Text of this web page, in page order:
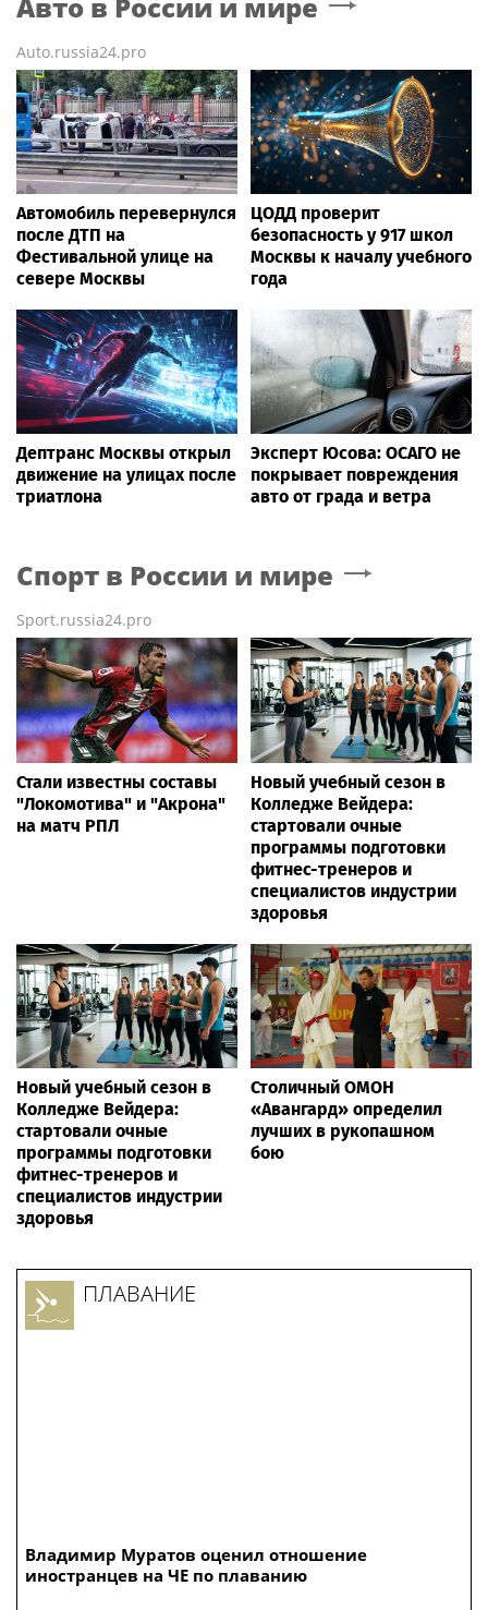
Auto.russia24.pro
Автомобиль перевернулся
после ДТП на
Фестивальной улице на
севере Москвы
ЦОДД проверит
безопасность у 917 школ
Москвы к началу учебного
года
Дептранс Москвы открыл
движение на улицах после
триатлона
Эксперт Юсова: ОСАГО не
покрывает повреждения
авто от града и ветра
Спорт в России и мире
Sport.russia24.pro
Стали известны составы
"Локомотива" и "Акрона"
на матч РПЛ
Новый учебный сезон в
Колледже Вейдера:
стартовали очные
программы подготовки
фитнес-тренеров и
специалистов индустрии
здоровья
Новый учебный сезон в
Колледже Вейдера:
стартовали очные
программы подготовки
фитнес-тренеров и
специалистов индустрии
здоровья
Столичный ОМОН
«Авангард» определил
лучших в рукопашном
бою
Владимир Муратов оценил отношение
иностранцев на ЧЕ по плаванию
ПЛАВАНИЕ